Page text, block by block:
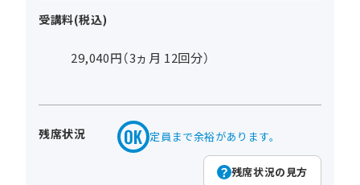
受講料(税込)
29,040円（3ヵ月 12回分）
残席状況 定員まで余裕があります。
残席状況の見方